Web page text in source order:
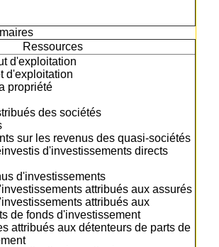
Ressources
d'exploitation
d'exploitation
propriété
des sociétés
sur les revenus des quasi-sociétés
d'investissements directs
d'investissements
attribués aux assurés
attribués aux
de fonds d'investissement
attribués aux détenteurs de parts de